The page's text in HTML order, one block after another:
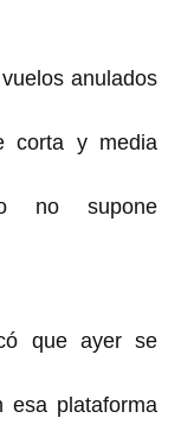
anulados
corta y media
no supone
que ayer se
esa plataforma